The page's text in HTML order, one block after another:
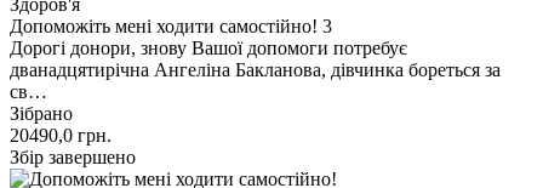
Допоможіть мені ходити самостійно! 3
Дорогі донори, знову Вашої допомоги потребує
дванадцятирічна Ангеліна Бакланова, дівчинка бореться за
св…
Зібрано
20490,0 грн.
Збір завершено